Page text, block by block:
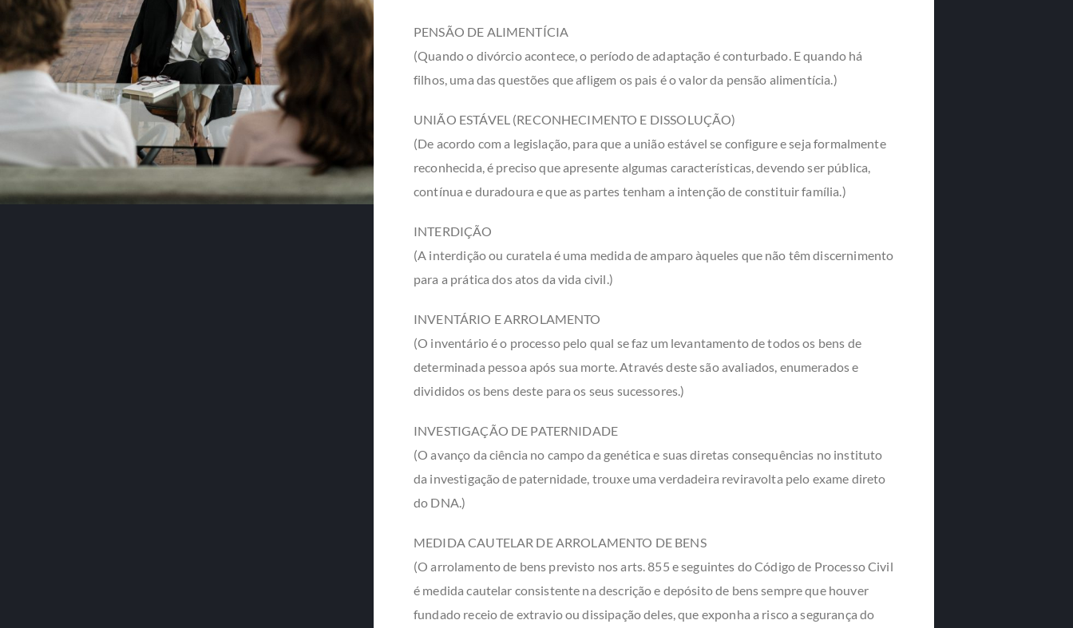
PENSÃO DE ALIMENTÍCIA
(Quando o divórcio acontece, o período de adaptação é conturbado. E quando há
filhos, uma das questões que afligem os pais é o valor da pensão alimentícia.)
UNIÃO ESTÁVEL (RECONHECIMENTO E DISSOLUÇÃO)
(De acordo com a legislação, para que a união estável se configure e seja formalmente
reconhecida, é preciso que apresente algumas características, devendo ser pública,
contínua e duradoura e que as partes tenham a intenção de constituir família.)
INTERDIÇÃO
(A interdição ou curatela é uma medida de amparo àqueles que não têm discernimento
para a prática dos atos da vida civil.)
INVENTÁRIO E ARROLAMENTO
(O inventário é o processo pelo qual se faz um levantamento de todos os bens de
determinada pessoa após sua morte. Através deste são avaliados, enumerados e
divididos os bens deste para os seus sucessores.)
INVESTIGAÇÃO DE PATERNIDADE
(O avanço da ciência no campo da genética e suas diretas consequências no instituto
da investigação de paternidade, trouxe uma verdadeira reviravolta pelo exame direto
do DNA.)
MEDIDA CAUTELAR DE ARROLAMENTO DE BENS
(O arrolamento de bens previsto nos arts. 855 e seguintes do Código de Processo Civil
é medida cautelar consistente na descrição e depósito de bens sempre que houver
fundado receio de extravio ou dissipação deles, que exponha a risco a segurança do